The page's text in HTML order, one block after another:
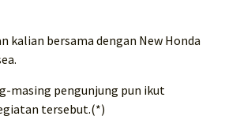
kalian bersama dengan New Honda
masing pengunjung pun ikut
tersebut.(*)